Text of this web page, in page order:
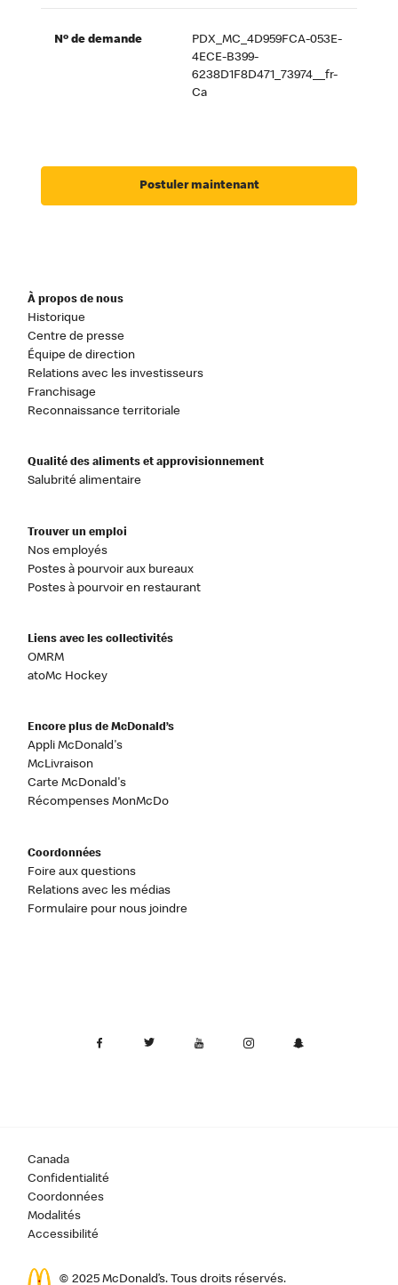
Nº de demande
PDX_MC_4D959FCA-053E-
4ECE-B399-
6238D1F8D471_73974__fr-
Ca
Postuler maintenant
À propos de nous
Historique
Centre de presse
Équipe de direction
Relations avec les investisseurs
Franchisage
Reconnaissance territoriale
Qualité des aliments et approvisionnement
Salubrité alimentaire
Trouver un emploi
Nos employés
Postes à pourvoir aux bureaux
Postes à pourvoir en restaurant
Liens avec les collectivités
OMRM
atoMc Hockey
Encore plus de McDonald’s
Appli McDonald's
McLivraison
Carte McDonald's
Récompenses MonMcDo
Coordonnées
Foire aux questions
Relations avec les médias
Formulaire pour nous joindre
Canada
Confidentialité
Coordonnées
Modalités
Accessibilité
© 2025 McDonald’s. Tous droits réservés.